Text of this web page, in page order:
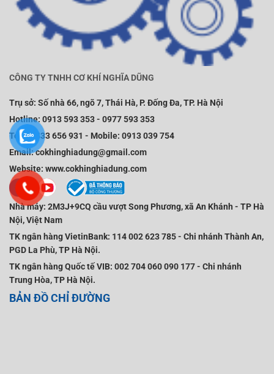
CÔNG TY TNHH CƠ KHÍ NGHĨA DŨNG
Trụ sở: Số nhà 66, ngõ 7, Thái Hà, P. Đống Đa, TP. Hà Nội
Hotline: 0913 593 353- 0977 593 353
Tel:02433 656 931 - Mobile: 0913 039 754
Email:cokhinghiadung@gmail.com
Website: www.cokhinghiadung.com
Nhà máy: 2M3J+9CQ cầu vượt Song Phương, xã An Khánh - TP Hà
Nội, Việt Nam
TK ngân hàng VietinBank: 114 002 623 785 - Chi nhánh Thành An,
PGD La Phù, TP Hà Nội.
TK ngân hàng Quốc tế VIB: 002 704 060 090 177 - Chi nhánh
Trung Hòa, TP Hà Nội.
BẢN ĐỒ CHỈ ĐƯỜNG